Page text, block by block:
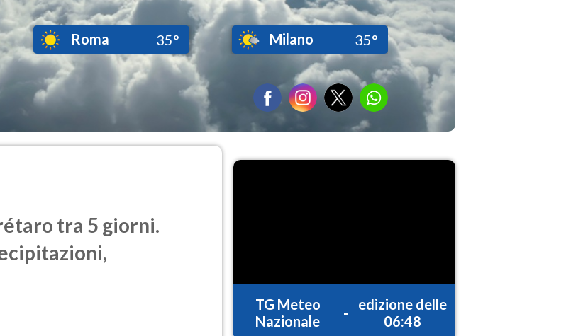
Roma 35° Milano 35°
tra 5 giorni.
TG Meteo
Nazionale
-
edizione delle
06:48